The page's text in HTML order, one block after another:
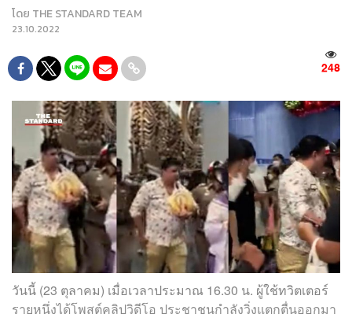
โดย THE STANDARD TEAM
23.10.2022
248
วันนี้ (23 ตุลาคม) เมื่อเวลาประมาณ 16.30 น. ผู้ใช้ทวิตเตอร์
รายหนึ่งได้โพสต์คลิปวิดีโอ ประชาชนกำลังวิ่งแตกตื่นออกมา